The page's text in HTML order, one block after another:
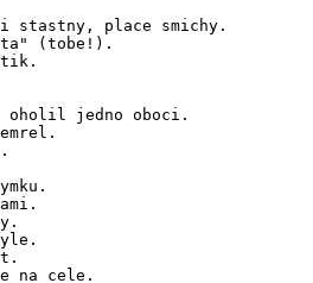
place smichy.
(tobe!).
jedno oboci.
na cele.